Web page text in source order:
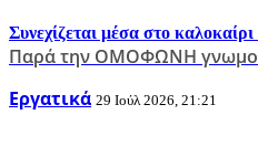
Συνεχίζεται μέσα στο
Παρά την ΟΜΟΦΩΝΗ
Εργατικά 29 Ιούλ 2026, 21:21